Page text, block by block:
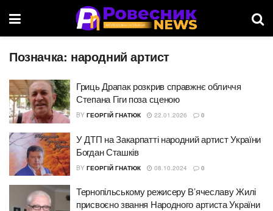
Позначка: народний артист
Гриць Драпак розкрив справжнє обличчя
Степана Гіги поза сценою
BY ГЕОРГІЙ ГНАТЮК 22.01.2026 0
У ДТП на Закарпатті народний артист України
Богдан Сташків
BY ГЕОРГІЙ ГНАТЮК 08.10.2024 0
Тернопільському режисеру В’ячеславу Жилі
присвоєно звання Народного артиста України